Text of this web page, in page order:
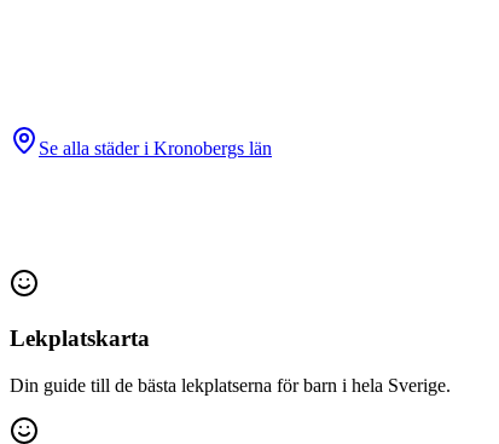
Se alla städer i Kronobergs län
Lekplatskarta
Din guide till de bästa lekplatserna för barn i hela Sverige.